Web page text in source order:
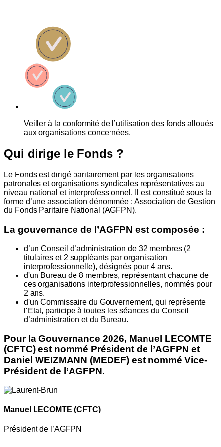
Veiller à la conformité de l’utilisation des fonds alloués
aux organisations concernées.
Qui dirige le Fonds ?
Le Fonds est dirigé paritairement par les organisations
patronales et organisations syndicales représentatives au
niveau national et interprofessionnel. Il est constitué sous la
forme d’une association dénommée : Association de Gestion
du Fonds Paritaire National (AGFPN).
La gouvernance de l’AGFPN est composée :
d’un Conseil d’administration de 32 membres (2
titulaires et 2 suppléants par organisation
interprofessionnelle), désignés pour 4 ans.
d'un Bureau de 8 membres, représentant chacune de
ces organisations interprofessionnelles, nommés pour
2 ans.
d'un Commissaire du Gouvernement, qui représente
l’Etat, participe à toutes les séances du Conseil
d’administration et du Bureau.
Pour la Gouvernance 2026, Manuel LECOMTE
(CFTC) est nommé Président de l’AGFPN et
Daniel WEIZMANN (MEDEF) est nommé Vice-
Président de l’AGFPN.
Manuel LECOMTE (CFTC)
Président de l’AGFPN